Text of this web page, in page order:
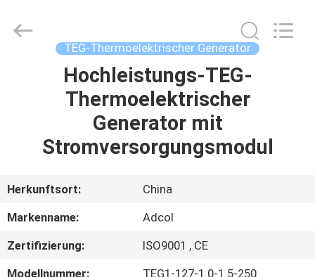
PRODUKTE
ÜBER
TEG-Thermoelektrischer Generator
Hochleistungs-TEG-
Thermoelektrischer
Generator mit
Stromversorgungsmodul
Herkunftsort:
China
Markenname:
Adcol
Zertifizierung:
ISO9001 , CE
Modellnummer:
TEG1-127-1.0-1.5-250